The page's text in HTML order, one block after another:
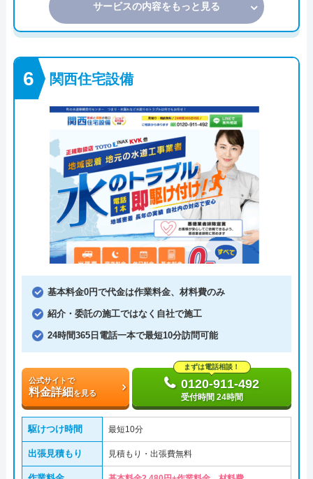
サービスの内容をもっと見る
関西住宅設備
基本料金0円で代金は作業料金、材料費のみ
紹介・委託の施工ではなく自社で施工
24時間365日電話一本で最短10分訪問可能
公式サイトで
料金詳細を見る
まずは電話相談！
0120-911-492
受付時間 24時間
駆けつけ時間 最短10分
出張見積もり 見積もり・出張費無料